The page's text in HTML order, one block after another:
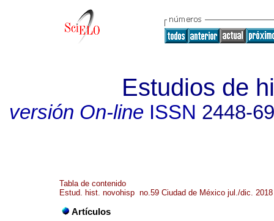
Estudios de
versión On-lineISSN 2448-
Tabla de contenido
Estud. hist. novohisp no.59 Ciudad de México jul./dic. 2018
Artículos